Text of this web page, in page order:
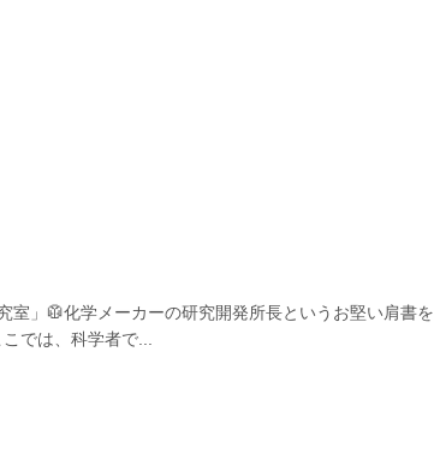
」🥼化学メーカーの研究開発所長というお堅い肩書を
では、科学者で...